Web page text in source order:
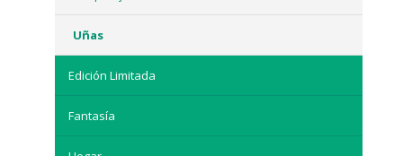
Uñas
Edición Limitada
Fantasía